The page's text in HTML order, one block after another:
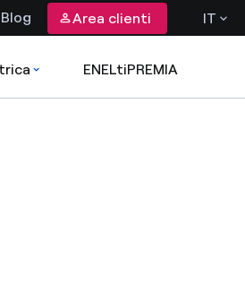
Blog Area clienti IT
ENELtiPREMIA